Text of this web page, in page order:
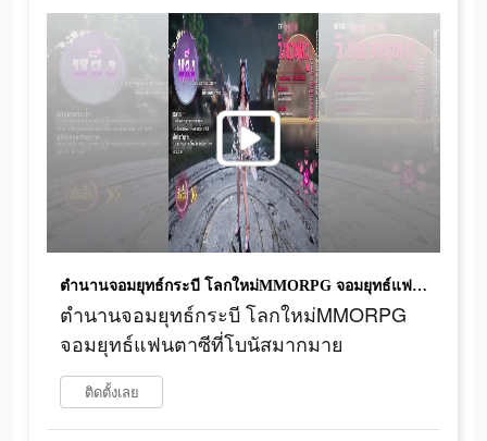
ตำนานจอมยุทธ์กระบี โลกใหม่MMORPG จอมยุทธ์แฟนตาซีที่โบนัสมากมาย
ตำนานจอมยุทธ์กระบี โลกใหม่MMORPG
จอมยุทธ์แฟนตาซีที่โบนัสมากมาย
ติดตั้งเลย